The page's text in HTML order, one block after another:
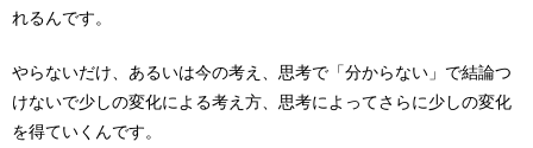
れるんです。
やらないだけ、あるいは今の考え、思考で「分からない」で結論つ
けないで少しの変化による考え方、思考によってさらに少しの変化
を得ていくんです。